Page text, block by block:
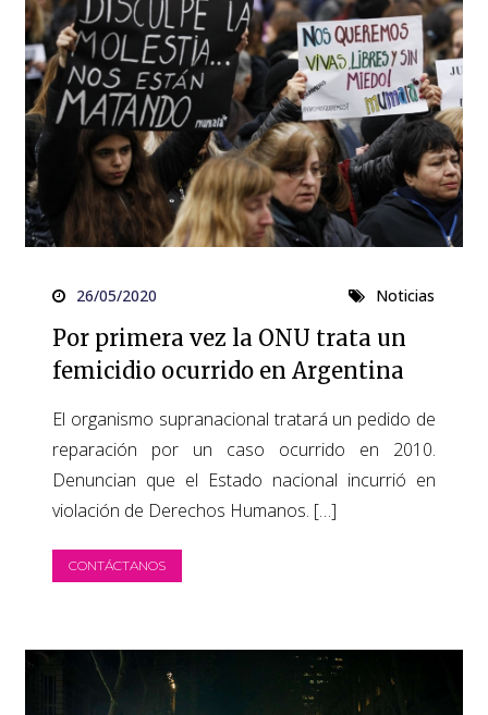
26/05/2020 Noticias
Por primera vez la ONU trata un
femicidio ocurrido en Argentina
El organismo supranacional tratará un pedido de
reparación por un caso ocurrido en 2010.
Denuncian que el Estado nacional incurrió en
violación de Derechos Humanos. […]
CONTÁCTANOS